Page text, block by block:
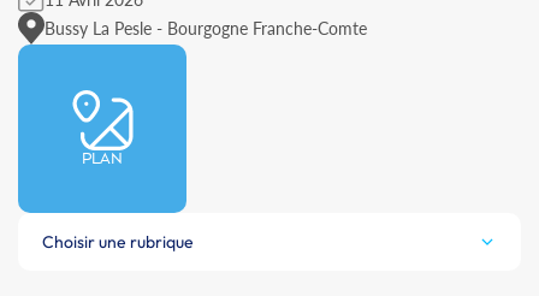
Bussy La Pesle - Bourgogne Franche-Comte
PLAN
Choisir une rubrique